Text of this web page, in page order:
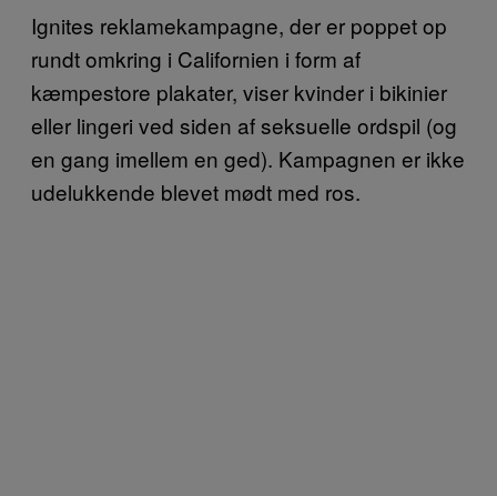
Ignites reklamekampagne, der er poppet op
rundt omkring i Californien i form af
kæmpestore plakater, viser kvinder i bikinier
eller lingeri ved siden af seksuelle ordspil (og
en gang imellem en ged). Kampagnen er ikke
udelukkende blevet mødt med ros.